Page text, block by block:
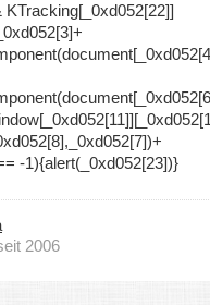
KTracking[_0xd052[22]]
-1){alert(_0xd052[23])}
2006